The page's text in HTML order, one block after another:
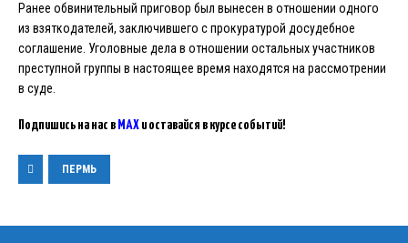
Ранее обвинительный приговор был вынесен в отношении одного
из взяткодателей, заключившего с прокуратурой досудебное
соглашение. Уголовные дела в отношении остальных участников
преступной группы в настоящее время находятся на рассмотрении
в суде.
Подпишись на нас в MAX и оставайся в курсе событий!
ПЕРМЬ